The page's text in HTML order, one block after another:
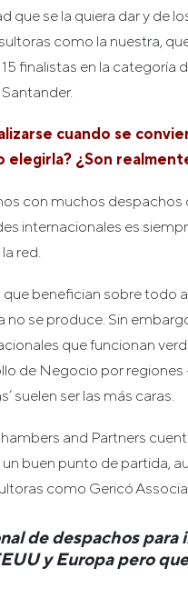
se la quiera dar y de
como la nuestra,
finalistas en la categoría
cuando se
elegirla? ¿Son
con muchos despachos
internacionales es
red.
benefician sobre todo
se produce. Sin
que funcionan
de Negocio por
suelen ser las más caras.
and Partners
buen punto de partida,
como Gericó
de despachos para
y Europa pero